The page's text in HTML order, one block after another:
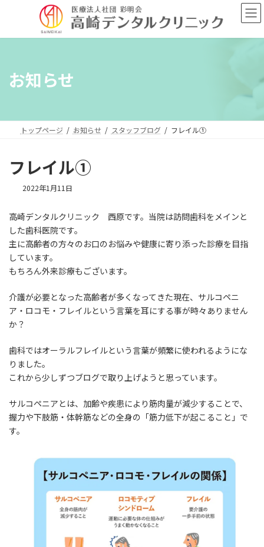
ン
ー
お知らせ
トップページ お知らせ スタッフブログ フレイル①
フレイル①
2022年1月11日
高崎デンタルクリニック 西原です。当院は訪問歯科をメインと
した歯科医院です。
主に高齢者の方々のお口のお悩みや健康に寄り添った診療を目指
しています。
もちろん外来診療もございます。
介護が必要となった高齢者が多くなってきた現在、サルコペニ
ア・ロコモ・フレイルという言葉を耳にする事が時々ありません
か？
歯科ではオーラルフレイルという言葉が頻繁に使われるようにな
りました。
これから少しずつブログで取り上げようと思っています。
サルコペニアとは、加齢や疾患により筋肉量が減少することで、
握力や下肢筋・体幹筋などの全身の「筋力低下が起こること」で
す。